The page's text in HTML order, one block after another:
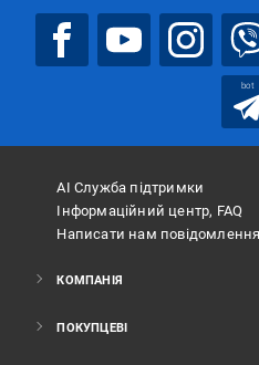
bot
АІ Служба підтримки
Інформаційний центр, FAQ
Написати нам повідомлення
КОМПАНІЯ
ПОКУПЦЕВІ